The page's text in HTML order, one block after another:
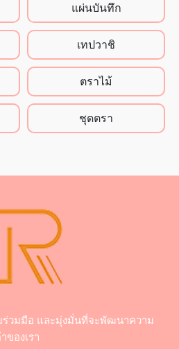
แผ่นบันทึก
เทปวาชิ
ตราไม้
ชุดตรา
ร่วมมือ และมุ่งมั่นที่จะพัฒนาความ
ของเรา